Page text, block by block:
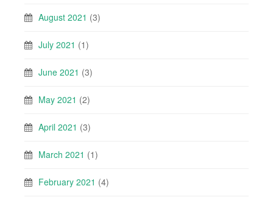
August 2021 (3)
July 2021 (1)
June 2021 (3)
May 2021 (2)
April 2021 (3)
March 2021 (1)
February 2021 (4)